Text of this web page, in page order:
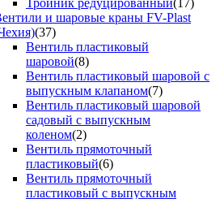
и шаровые краны FV-Plast
(37)
Вентиль пластиковый
шаровой(8)
Вентиль пластиковый шаровой с
выпускным клапаном(7)
Вентиль пластиковый шаровой
садовый с выпускным
коленом(2)
Вентиль прямоточный
пластиковый(6)
Вентиль прямоточный
пластиковый с выпускным